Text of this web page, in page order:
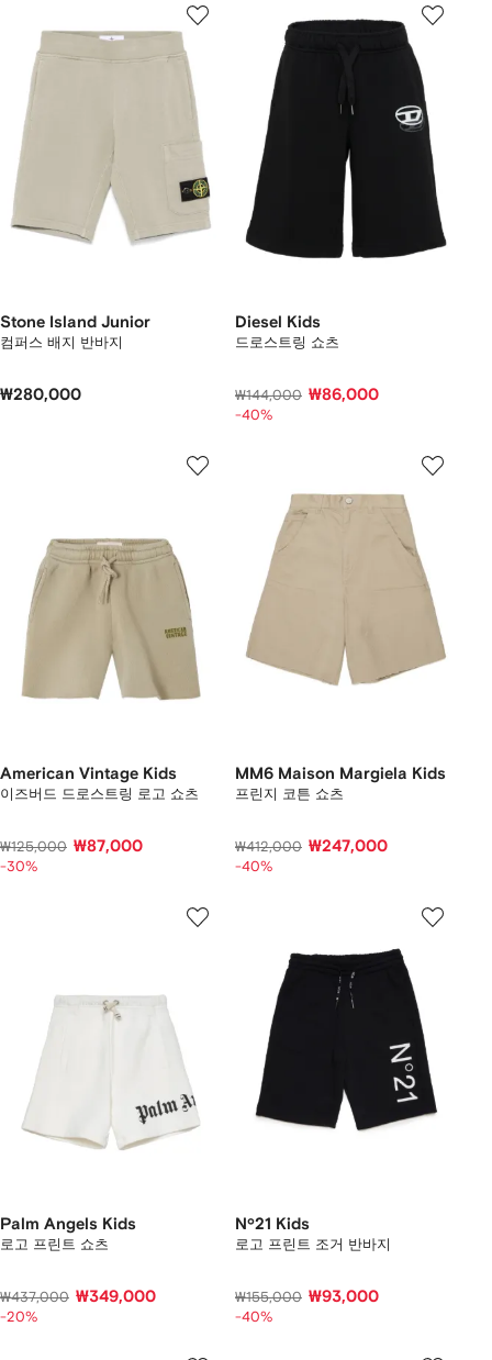
Stone Island Junior
컴퍼스 배지 반바지
₩280,000
Diesel Kids
드로스트링 쇼츠
₩144,000 ₩86,000
-40%
American Vintage Kids
이즈버드 드로스트링 로고 쇼츠
₩125,000 ₩87,000
-30%
MM6 Maison Margiela Kids
프린지 코튼 쇼츠
₩412,000 ₩247,000
-40%
Palm Angels Kids
로고 프린트 쇼츠
₩437,000 ₩349,000
-20%
Nº21 Kids
로고 프린트 조거 반바지
₩155,000 ₩93,000
-40%